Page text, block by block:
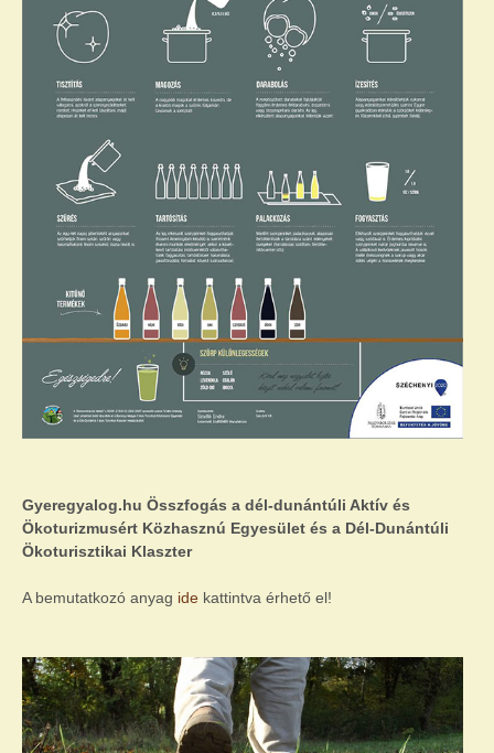
Gyeregyalog.hu Összfogás a dél-dunántúli Aktív és
Ökoturizmusért Közhasznú Egyesület és a Dél-Dunántúli
Ökoturisztikai Klaszter
A bemutatkozó anyag ide kattintva érhető el!